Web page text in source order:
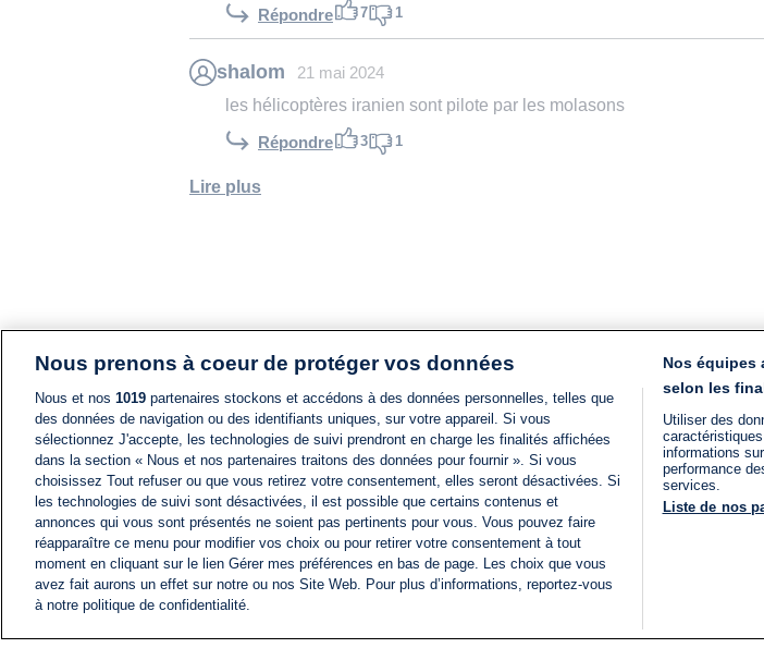
Répondre 7 1
shalom 21 mai 2024
les hélicoptères iranien sont pilote par les molasons
Répondre 3 1
Lire plus
Nous prenons à coeur de protéger vos données
Nous et nos 1019 partenaires stockons et accédons à des données personnelles, telles que
des données de navigation ou des identifiants uniques, sur votre appareil. Si vous
sélectionnez J'accepte, les technologies de suivi prendront en charge les finalités affichées
dans la section « Nous et nos partenaires traitons des données pour fournir ». Si vous
choisissez Tout refuser ou que vous retirez votre consentement, elles seront désactivées. Si
les technologies de suivi sont désactivées, il est possible que certains contenus et
annonces qui vous sont présentés ne soient pas pertinents pour vous. Vous pouvez faire
réapparaître ce menu pour modifier vos choix ou pour retirer votre consentement à tout
moment en cliquant sur le lien Gérer mes préférences en bas de page. Les choix que vous
avez fait aurons un effet sur notre ou nos Site Web. Pour plus d’informations, reportez-vous
à notre politique de confidentialité.
Nos équipes
selon les
Utiliser des
informations
performance
services.
Liste de nos